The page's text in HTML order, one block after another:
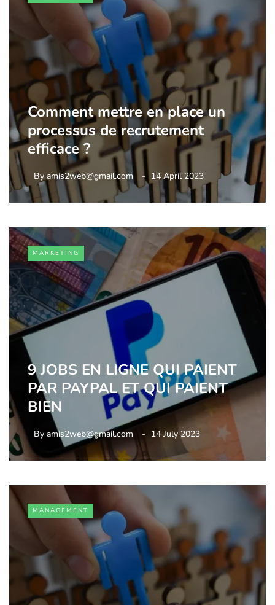
Comment mettre en place un
processus de recrutement
efficace ?
By amis2web@gmail.com 14 April 2023
MARKETING
9 JOBS EN LIGNE QUI PAIENT
PAR PAYPAL ET QUI PAIENT
BIEN
By amis2web@gmail.com 14 July 2023
MANAGEMENT